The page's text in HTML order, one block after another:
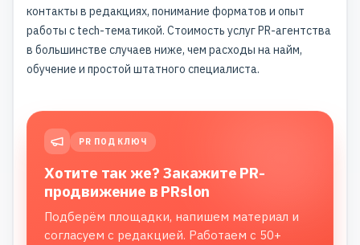
контакты в редакциях, понимание форматов и опыт
работы с tech-тематикой. Стоимость услуг PR-агентства
в большинстве случаев ниже, чем расходы на найм,
обучение и простой штатного специалиста.
PR ПОД КЛЮЧ
Хотите так же? Закажите PR-
продвижение в PRslon
Подберём площадки, напишем материал и
согласуем с редакцией. Работаем с 50+